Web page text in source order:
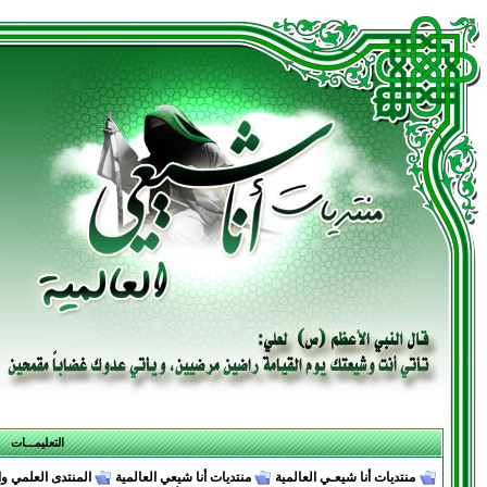
التعليمـــات
منتديات أنا شيعـي العالمية منتديات أنا شيعي العالمية المنتدى العلمي